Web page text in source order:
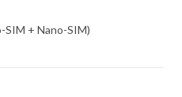
SIM + Nano-SIM)